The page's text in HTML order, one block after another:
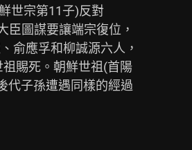
世宗第11子)反對
臣圖謀要讓端宗復位，
俞應孚和柳誠源六人，
賜死。朝鮮世祖(首陽
代子孫遭遇同樣的經過